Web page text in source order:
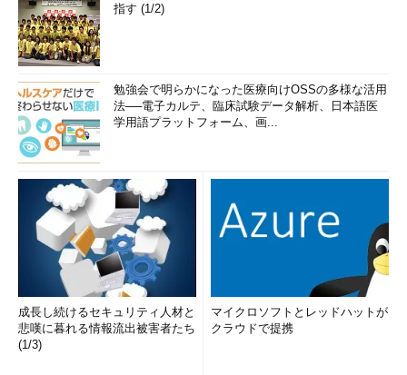
指す (1/2)
勉強会で明らかになった医療向けOSSの多様な活用
法──電子カルテ、臨床試験データ解析、日本語医
学用語プラットフォーム、画...
成長し続けるセキュリティ人材と
悲嘆に暮れる情報流出被害者たち
(1/3)
マイクロソフトとレッドハットが
クラウドで提携